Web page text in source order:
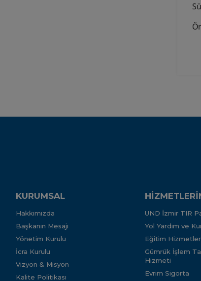
KURUMSAL
Hakkımızda
Başkanın Mesajı
Yönetim Kurulu
İcra Kurulu
Vizyon & Misyon
Kalite Politikası
UND İzmir TIR
Yol Yardım ve
Eğitim
Gümrük İşlem
Hizmeti
Evrim Sigorta